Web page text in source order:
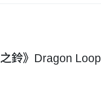
鈴》Dragon Loop